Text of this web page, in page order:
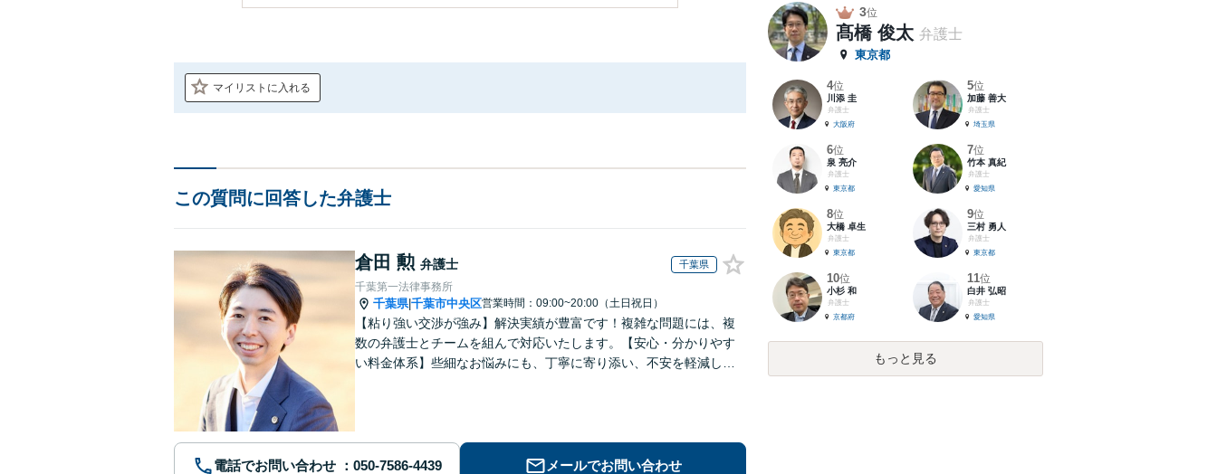
マイリストに入れる
この質問に回答した弁護士
倉田 勲 弁護士 千葉県
千葉第一法律事務所
千葉県|千葉市中央区営業時間：09:00~20:00（土日祝日）
【粘り強い交渉が強み】解決実績が豊富です！複雑な問題には、複
数の弁護士とチームを組んで対応いたします。【安心・分かりやす
い料金体系】些細なお悩みにも、丁寧に寄り添い、不安を軽減しま
電話でお問い合わせ メールでお問い合わせ
3位
髙橋 俊太 弁護士
東京都
4位
川添 圭
弁護士
大阪府
5位
加藤 善大
弁護士
埼玉県
6位
泉 亮介
弁護士
東京都
7位
竹本 真紀
弁護士
愛知県
8位
大橋 卓生
弁護士
東京都
9位
三村 勇人
弁護士
東京都
10位
小杉 和
弁護士
京都府
11位
白井 弘昭
弁護士
愛知県
もっと見る